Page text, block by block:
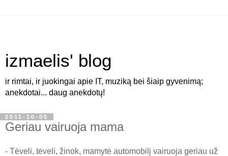
izmaelis' blog
ir rimtai, ir juokingai apie IT, muziką bei šiaip gyvenimą;
anekdotai... daug anekdotų!
2011-10-05
Geriau vairuoja mama
- Tėveli, tėveli, žinok, mamytė automobilį vairuoja geriau už